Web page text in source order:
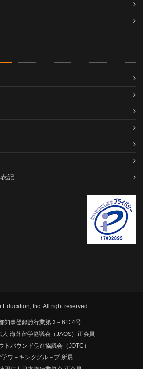
記
Education, Inc. All right reserved.
知事登録旅行業第 3－6134号
人 海外留学協議会（JAOS）正会員
トバウンド促進協議会（JOTC）
学ワ－キンググル－プ 所属